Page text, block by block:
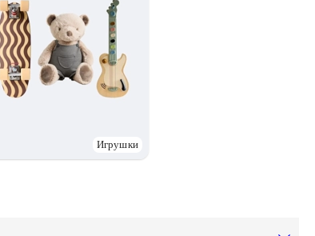
Игрушки